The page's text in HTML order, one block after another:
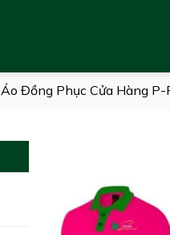
Áo Đồng Phục Cửa Hàng P-